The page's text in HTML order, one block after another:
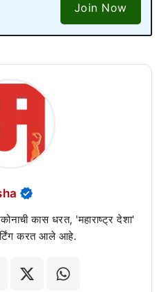
Join Now
कास धरत, 'महाराष्ट्र देशा'
करत आले आहे.